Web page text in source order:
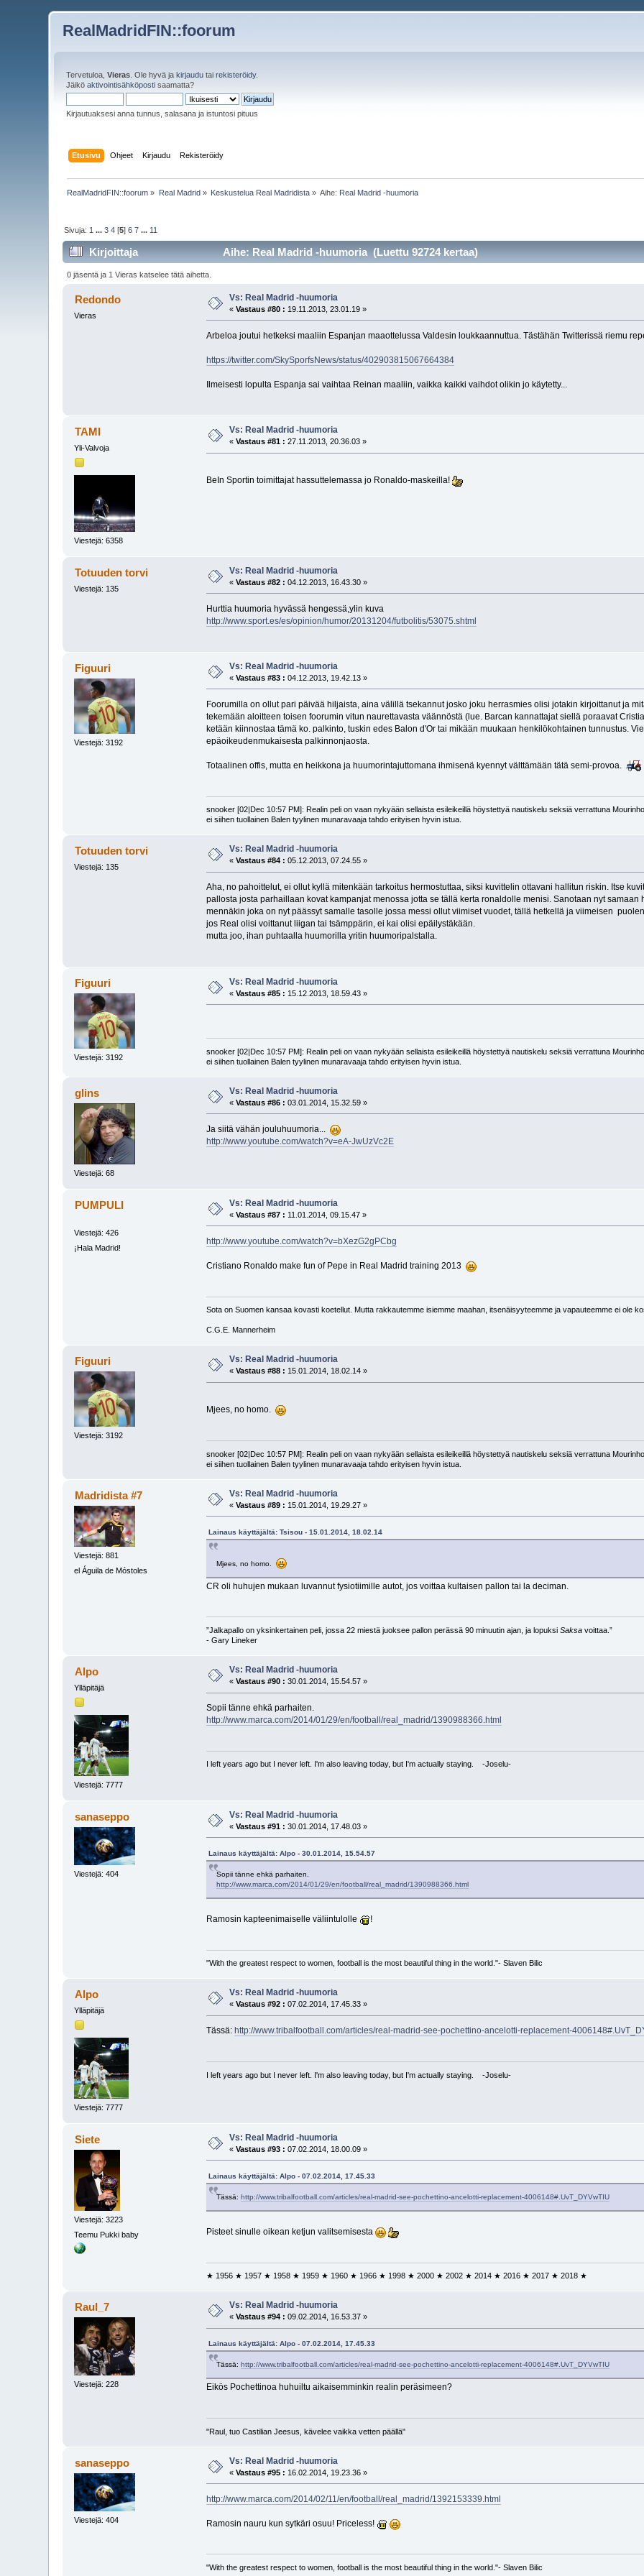
RealMadridFIN::foorum
Tervetuloa,Vieras . Ole hyvä jakirjaudu tairekisteröidy.
Jäiköaktivointisähköposti saamatta?
Kirjautuaksesi anna tunnus, salasana ja istuntosi pituus
Etusivu Ohjeet Kirjaudu Rekisteröidy
RealMadridFIN::foorum » Real Madrid» Keskustelua Real Madridista » Aihe: Real Madrid -huumoria
Sivuja: 1 ...3 4 [5]6 7 ... 11
Kirjoittaja Aihe: Real Madrid -huumoria (Luettu 92724 kertaa)
0 jäsentä ja 1 Vieras katselee tätä aihetta.
Redondo
Vieras
Vs: Real Madrid -huumoria
«Vastaus #80 : 19.11.2013, 23.01.19 »
Arbeloa joutui hetkeksi maaliin Espanjan maaottelussa Valdesin loukkaannuttua. Tästähän Twitterissä riemu
https://twitter.com/SkySporfsNews/status/402903815067664384
Ilmeisesti lopulta Espanja sai vaihtaa Reinan maaliin, vaikka kaikki vaihdot olikin jo käytetty...
TAMI
Yli-Valvoja
Viestejä: 6358
Vs: Real Madrid -huumoria
«Vastaus #81 : 27.11.2013, 20.36.03 »
BeIn Sportin toimittajat hassuttelemassa jo Ronaldo-maskeilla!
Totuuden torvi
Viestejä: 135
Vs: Real Madrid -huumoria
«Vastaus #82 : 04.12.2013, 16.43.30 »
Hurttia huumoria hyvässä hengessä,ylin kuva
http://www.sport.es/es/opinion/humor/20131204/futbolitis/53075.shtml
Figuuri
Viestejä: 3192
Vs: Real Madrid -huumoria
«Vastaus #83 : 04.12.2013, 19.42.13 »
Foorumilla on ollut pari päivää hiljaista, aina välillä tsekannut josko joku herrasmies olisi jotakin kirjoittanut ja
tekemään aloitteen toisen foorumin vitun naurettavasta väännöstä (lue. Barcan kannattajat siellä poraavat
ketään kiinnostaa tämä ko. palkinto, tuskin edes Balon d'Or tai mikään muukaan henkilökohtainen tunnustus.
epäoikeudenmukaisesta palkinnonjaosta.
Totaalinen offis, mutta en heikkona ja huumorintajuttomana ihmisenä kyennyt välttämään tätä semi-provoa.
snooker [02|Dec 10:57 PM]: Realin peli on vaan nykyään sellaista esileikeillä höystettyä nautiskelu seksiä verrattuna
ei siihen tuollainen Balen tyylinen munaravaaja tahdo erityisen hyvin istua.
Totuuden torvi
Viestejä: 135
Vs: Real Madrid -huumoria
«Vastaus #84 : 05.12.2013, 07.24.55 »
Aha, no pahoittelut, ei ollut kyllä mitenkään tarkoitus hermostuttaa, siksi kuvittelin ottavani hallitun riskin. Itse
pallosta josta parhaillaan kovat kampanjat menossa jotta se tällä kerta ronaldolle menisi. Sanotaan nyt
mennäkin joka on nyt päässyt samalle tasolle jossa messi ollut viimiset vuodet, tällä hetkellä ja viimeisen
jos Real olisi voittanut liigan tai tsämppärin, ei kai olisi epäilystäkään.
mutta joo, ihan puhtaalla huumorilla yritin huumoripalstalla.
Figuuri
Viestejä: 3192
Vs: Real Madrid -huumoria
«Vastaus #85 : 15.12.2013, 18.59.43 »
snooker [02|Dec 10:57 PM]: Realin peli on vaan nykyään sellaista esileikeillä höystettyä nautiskelu seksiä verrattuna
ei siihen tuollainen Balen tyylinen munaravaaja tahdo erityisen hyvin istua.
glins
Viestejä: 68
Vs: Real Madrid -huumoria
«Vastaus #86 : 03.01.2014, 15.32.59 »
Ja siitä vähän jouluhuumoria...
http://www.youtube.com/watch?v=eA-JwUzVc2E
PUMPULI
Viestejä: 426
¡Hala Madrid!
Vs: Real Madrid -huumoria
«Vastaus #87 : 11.01.2014, 09.15.47 »
http://www.youtube.com/watch?v=bXezG2gPCbg
Cristiano Ronaldo make fun of Pepe in Real Madrid training 2013
Sota on Suomen kansaa kovasti koetellut. Mutta rakkautemme isiemme maahan, itsenäisyyteemme ja vapauteemme ei ole
C.G.E. Mannerheim
Figuuri
Viestejä: 3192
Vs: Real Madrid -huumoria
«Vastaus #88 : 15.01.2014, 18.02.14 »
Mjees, no homo.
snooker [02|Dec 10:57 PM]: Realin peli on vaan nykyään sellaista esileikeillä höystettyä nautiskelu seksiä verrattuna
ei siihen tuollainen Balen tyylinen munaravaaja tahdo erityisen hyvin istua.
Madridista #7
Viestejä: 881
el Águila de Móstoles
Vs: Real Madrid -huumoria
«Vastaus #89 : 15.01.2014, 19.29.27 »
Lainaus käyttäjältä: Tsisou - 15.01.2014, 18.02.14
Mjees, no homo.
CR oli huhujen mukaan luvannut fysiotiimille autot, jos voittaa kultaisen pallon tai la deciman.
”Jalkapallo on yksinkertainen peli, jossa 22 miestä juoksee pallon perässä 90 minuutin ajan, ja lopuksi Saksavoittaa.”
- Gary Lineker
Alpo
Ylläpitäjä
Viestejä: 7777
Vs: Real Madrid -huumoria
«Vastaus #90 : 30.01.2014, 15.54.57 »
Sopii tänne ehkä parhaiten.
http://www.marca.com/2014/01/29/en/football/real_madrid/1390988366.html
I left years ago but I never left. I'm also leaving today, but I'm actually staying. -Joselu-
sanaseppo
Viestejä: 404
Vs: Real Madrid -huumoria
«Vastaus #91 : 30.01.2014, 17.48.03 »
Lainaus käyttäjältä: Alpo - 30.01.2014, 15.54.57
Sopii tänne ehkä parhaiten.
http://www.marca.com/2014/01/29/en/football/real_madrid/1390988366.html
Ramosin kapteenimaiselle väliintulolle !
"With the greatest respect to women, football is the most beautiful thing in the world."- Slaven Bilic
Alpo
Ylläpitäjä
Viestejä: 7777
Vs: Real Madrid -huumoria
«Vastaus #92 : 07.02.2014, 17.45.33 »
Tässä: http://www.tribalfootball.com/articles/real-madrid-see-pochettino-ancelotti-replacement-
I left years ago but I never left. I'm also leaving today, but I'm actually staying. -Joselu-
Siete
Viestejä: 3223
Teemu Pukki baby
Vs: Real Madrid -huumoria
«Vastaus #93 : 07.02.2014, 18.00.09 »
Lainaus käyttäjältä: Alpo - 07.02.2014, 17.45.33
Tässä: http://www.tribalfootball.com/articles/real-madrid-see-pochettino-ancelotti-replacement-4006148#.UvT_DYVwTIU
Pisteet sinulle oikean ketjun valitsemisesta
★ 1956 ★ 1957 ★ 1958 ★ 1959 ★ 1960 ★ 1966 ★ 1998 ★ 2000 ★ 2002 ★ 2014 ★ 2016 ★ 2017 ★ 2018 ★
Raul_7
Viestejä: 228
Vs: Real Madrid -huumoria
«Vastaus #94 : 09.02.2014, 16.53.37 »
Lainaus käyttäjältä: Alpo - 07.02.2014, 17.45.33
Tässä: http://www.tribalfootball.com/articles/real-madrid-see-pochettino-ancelotti-replacement-4006148#.UvT_DYVwTIU
Eikös Pochettinoa huhuiltu aikaisemminkin realin peräsimeen?
"Raul, tuo Castilian Jeesus, kävelee vaikka vetten päällä"
sanaseppo
Viestejä: 404
Vs: Real Madrid -huumoria
«Vastaus #95 : 16.02.2014, 19.23.36 »
http://www.marca.com/2014/02/11/en/football/real_madrid/1392153339.html
Ramosin nauru kun sytkäri osuu! Priceless!
"With the greatest respect to women, football is the most beautiful thing in the world."- Slaven Bilic